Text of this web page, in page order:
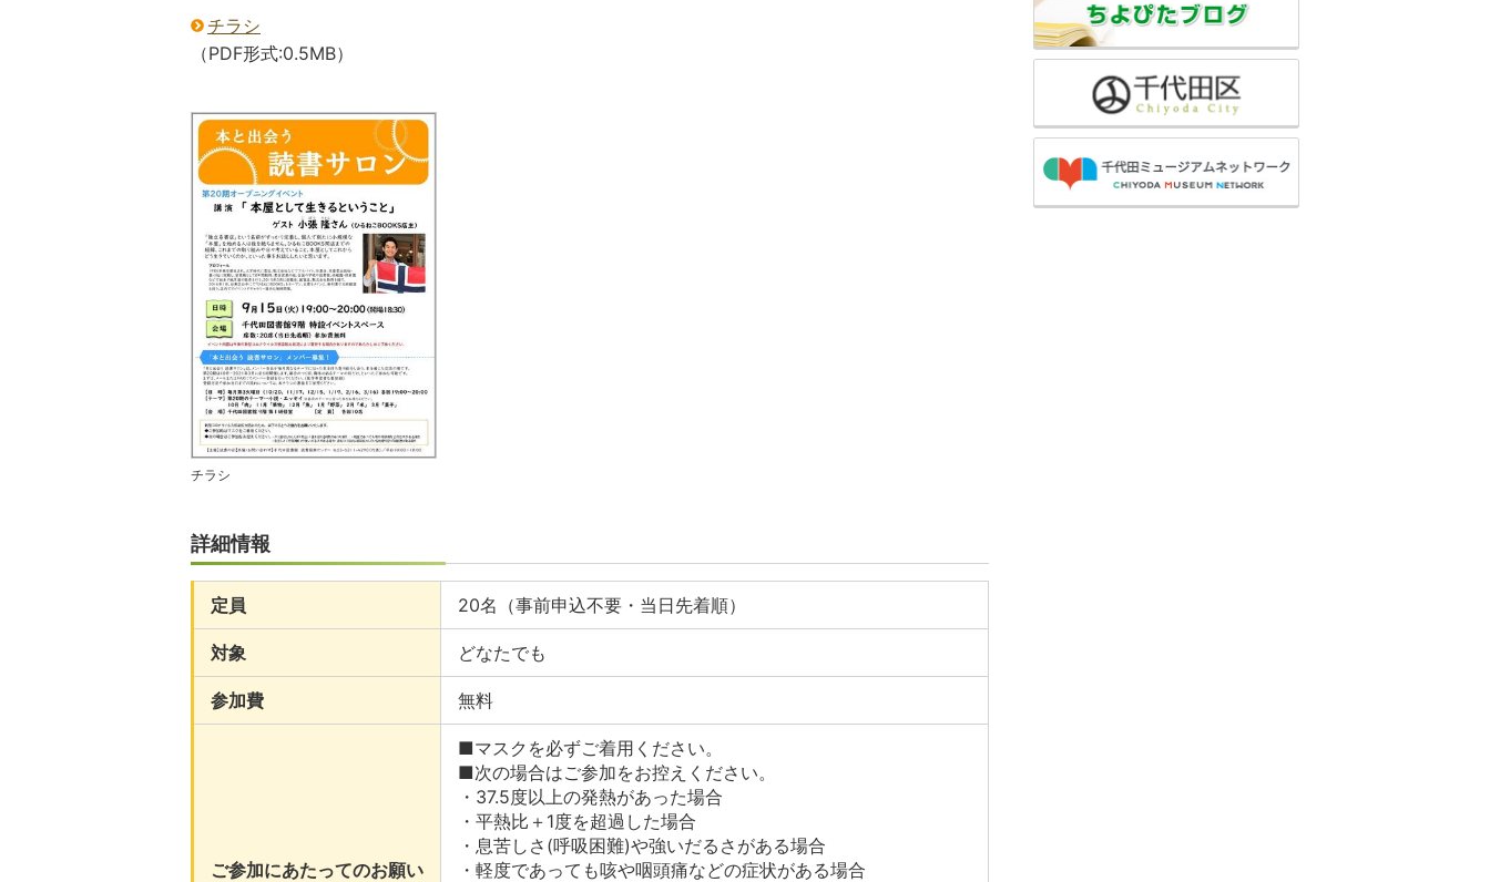
チラシ
（PDF形式:0.5MB）
チラシ
詳細情報
定員 20名（事前申込不要・当日先着順）
対象 どなたでも
参加費 無料
ご参加にあたってのお願い
■マスクを必ずご着用ください。
■次の場合はご参加をお控えください。
・37.5度以上の発熱があった場合
・平熱比＋1度を超過した場合
・息苦しさ(呼吸困難)や強いだるさがある場合
・軽度であっても咳や咽頭痛などの症状がある場合